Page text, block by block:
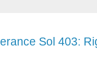
Sol 403: